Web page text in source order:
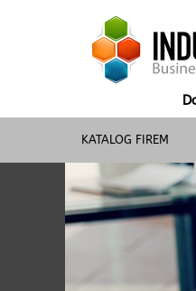
KATALOG FIREM